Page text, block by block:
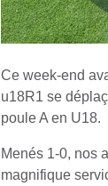
Ce week-end
u18R1 se
poule A en U18.
Menés 1-0, nos
magnifique